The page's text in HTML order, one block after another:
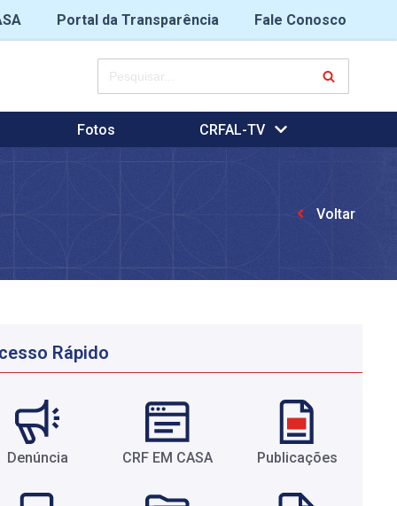
Portal da Transparência
Fale Conosco
Fotos CRFAL-TV
Voltar
Rápido
Denúncia CRF EM CASA Publicações